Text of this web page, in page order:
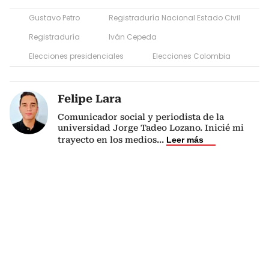
Gustavo Petro
Registraduría Nacional Estado Civil
Registraduría
Iván Cepeda
Elecciones presidenciales
Elecciones Colombia
Felipe Lara
Comunicador social y periodista de la
universidad Jorge Tadeo Lozano. Inicié mi
trayecto en los medios... Leer más